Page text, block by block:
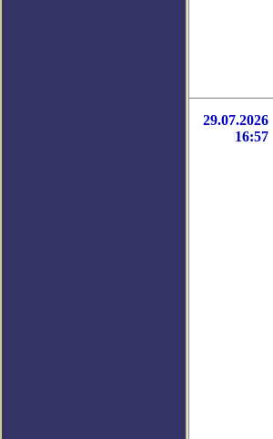
29.07.2026
16:57